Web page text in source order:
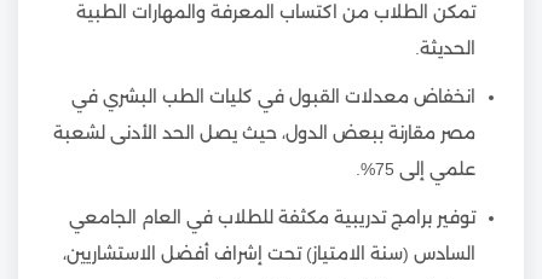
تمكن الطلاب من اكتساب المعرفة والمهارات الطبية
الحديثة.
انخفاض معدلات القبول في كليات الطب البشري في
مصر مقارنة ببعض الدول، حيث يصل الحد الأدنى لشعبة
علمي إلى 75%.
توفير برامج تدريبية مكثفة للطلاب في العام الجامعي
السادس (سنة الامتياز) تحت إشراف أفضل الاستشاريين،